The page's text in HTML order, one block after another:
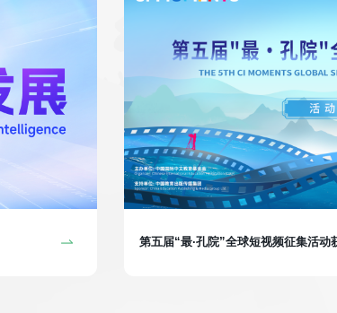
第五届“最·孔院”全球短视频征集活动